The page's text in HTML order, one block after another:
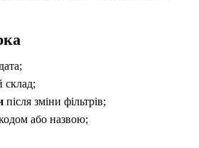
склад;
після зміни фільтрів;
або назвою;